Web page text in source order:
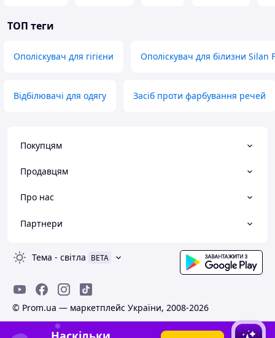
ТОП теги
Ополіскувач для гігієни Ополіскувач для білизни Silan
Відбілювачі для одягу Засіб проти фарбування речей
Покупцям
Продавцям
Про нас
Партнери
Тема - світла BETA
© Prom.ua — маркетплейс України, 2008-2026